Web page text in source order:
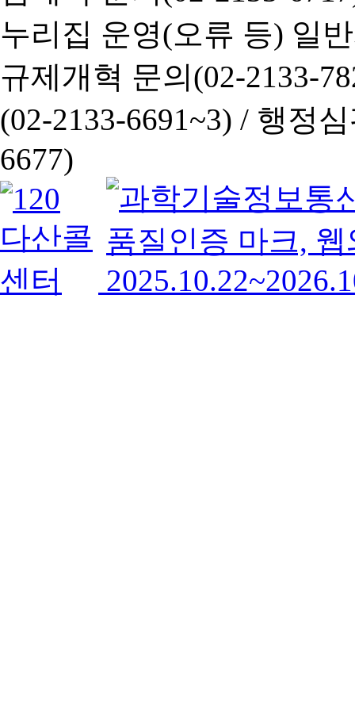
누리집 운영(오류 등) 일
규제개혁 문의(02-2133-
(02-2133-6691~3) / 행정심
6677)